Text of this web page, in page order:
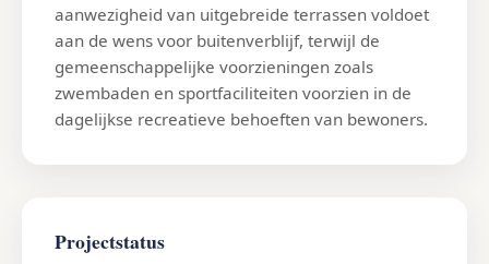
aanwezigheid van uitgebreide terrassen voldoet
aan de wens voor buitenverblijf, terwijl de
gemeenschappelijke voorzieningen zoals
zwembaden en sportfaciliteiten voorzien in de
dagelijkse recreatieve behoeften van bewoners.
Projectstatus